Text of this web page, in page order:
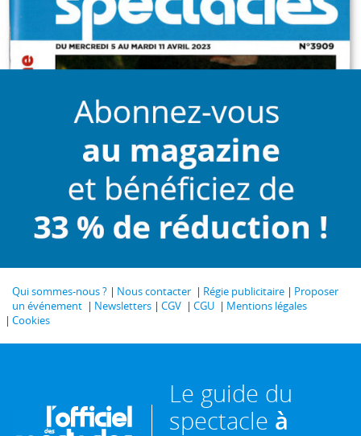
Qui sommes-nous ? Nous contacter Régie publicitaire
Proposer
un événement
Newsletters CGV CGU
Mentions légales
Cookies
Le guide du
spectacle à